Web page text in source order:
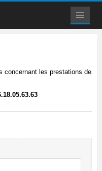
concernant les prestations de